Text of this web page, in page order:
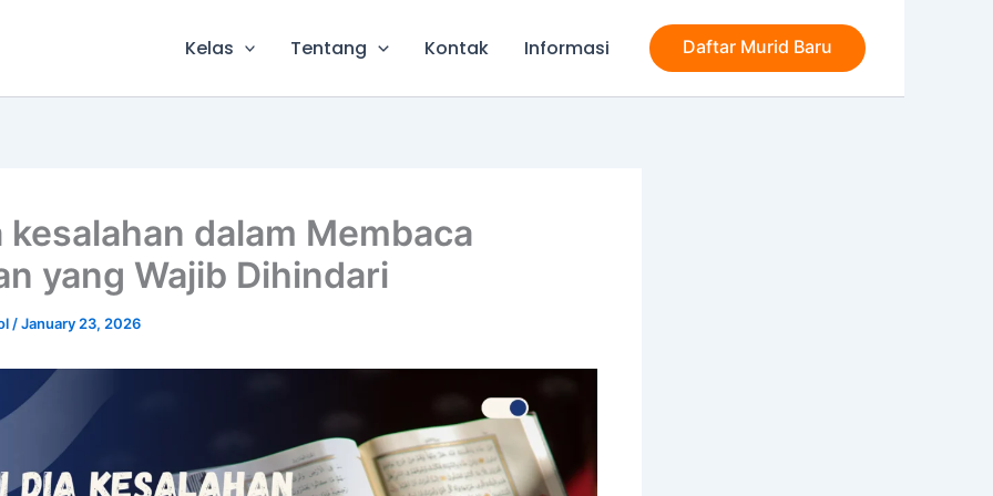
Kelas Tentang Kontak Informasi Daftar Murid Baru
kesalahan dalam Membaca
yang Wajib Dihindari
/January 23, 2026